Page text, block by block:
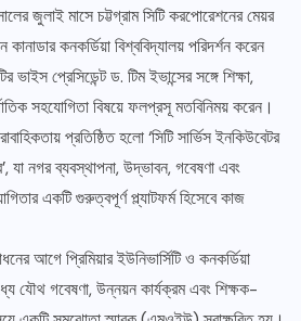
জুলাই মাসে চট্টগ্রাম সিটি করপোরেশনের মেয়র
কানাডার কনকর্ডিয়া বিশ্ববিদ্যালয় পরিদর্শন করেন
ভাইস প্রেসিডেন্ট ড. টিম ইভান্সের সঙ্গে শিক্ষা,
সহযোগিতা বিষয়ে ফলপ্রসূ মতবিনিময় করেন।
প্রতিষ্ঠিত হলো ‘সিটি সার্ভিস ইনকিউবেটর
যা নগর ব্যবস্থাপনা, উদ্ভাবন, গবেষণা এবং
একটি গুরুত্বপূর্ণ প্ল্যাটফর্ম হিসেবে কাজ
আগে প্রিমিয়ার ইউনিভার্সিটি ও কনকর্ডিয়া
যৌথ গবেষণা, উন্নয়ন কার্যক্রম এবং শিক্ষক-